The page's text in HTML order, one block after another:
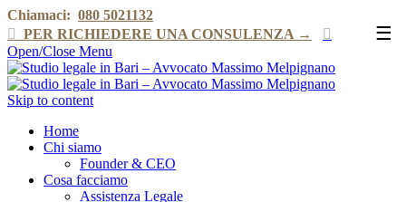
☰
Chiamaci: 080 5021132

PER RICHIEDERE UNA CONSULENZA →

Open/Close Menu
Skip to content
Home
Chi siamo
Founder & CEO
Cosa facciamo
Assistenza Legale